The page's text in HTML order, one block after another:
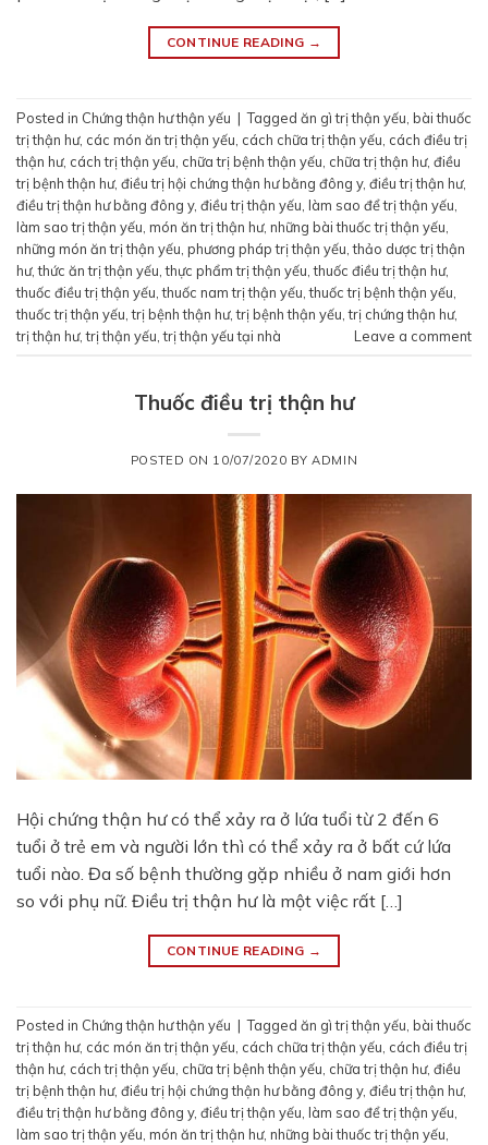
CONTINUE READING →
Posted in Chứng thận hư thận yếu | Tagged ăn gì trị thận yếu bài thuốc
trị thận hư, các món ăn trị thận yếu cách chữa trị thận yếu cách điều trị
thận hư, cách trị thận yếu chữa trị bệnh thận yếu chữa trị thận hư, điều
trị bệnh thận hư, điều trị hội chứng thận hư bằng đông y, điều trị thận hư,
điều trị thận hư bằng đông y, điều trị thận yếu làm sao để trị thận yếu
làm sao trị thận yếu món ăn trị thận hư, những bài thuốc trị thận yếu
những món ăn trị thận yếu phương pháp trị thận yếu ,thảo dược trị thận
hư,thức ăn trị thận yếu ,thực phẩm trị thận yếu ,thuốc điều trị thận hư,
thuốc điều trị thận yếu ,thuốc nam trị thận yếu ,thuốc trị bệnh thận yếu
thuốc trị thận yếu ,trị bệnh thận hư,trị bệnh thận yếu ,trị chứng thận hư,
trị thận hư,trị thận yếu ,trị thận yếu tại nhà Leave a comment
Thuốc điều trị thận hư
POSTED ON 10/07/2020 BYADMIN
Hội chứng thận hư có thể xảy ra ở lứa tuổi từ 2 đến 6
tuổi ở trẻ em và người lớn thì có thể xảy ra ở bất cứ lứa
tuổi nào. Đa số bệnh thường gặp nhiều ở nam giới hơn
so với phụ nữ. Điều trị thận hư là một việc rất […]
CONTINUE READING →
Posted in Chứng thận hư thận yếu | Tagged ăn gì trị thận yếu, bài thuốc
trị thận hư, các món ăn trị thận yếu, cách chữa trị thận yếu, cách điều trị
thận hư, cách trị thận yếu, chữa trị bệnh thận yếu, chữa trị thận hư, điều
trị bệnh thận hư, điều trị hội chứng thận hư bằng đông y, điều trị thận hư,
điều trị thận hư bằng đông y, điều trị thận yếu, làm sao để trị thận yếu,
làm sao trị thận yếu, món ăn trị thận hư, những bài thuốc trị thận yếu,